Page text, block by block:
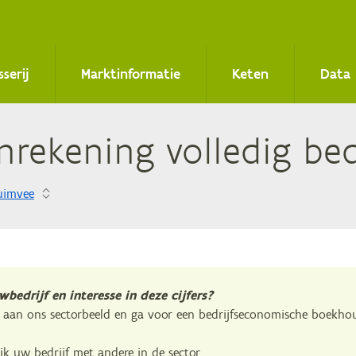
Marktinformatie Keten Data
vol­le­dig
en interesse in deze cijfers?
aan ons sectorbeeld en ga voor een bedrijfseconomische
uw bedrijf met andere in de sector